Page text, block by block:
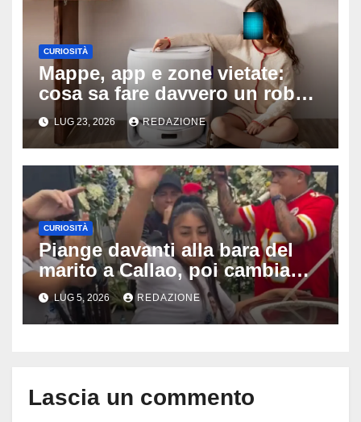
CURIOSITÀ
Mappe, app e zone vietate:
cosa sa fare davvero un robot
aspirapolvere oggi
LUG 23, 2026 REDAZIONE
CURIOSITÀ
Piange davanti alla bara del
marito a Callao, poi cambia
tutto: il gesto della vedova al
funerale divide milioni di
persone
LUG 5, 2026 REDAZIONE
Lascia un commento